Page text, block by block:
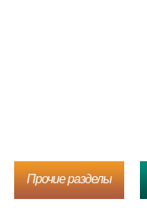
Прочие разделы